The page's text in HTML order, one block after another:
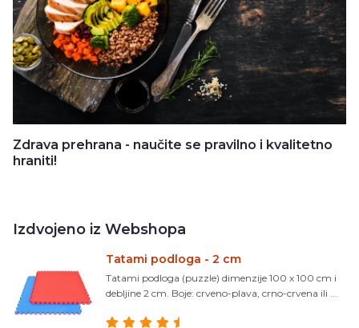
Zdrava prehrana - naučite se pravilno i kvalitetno
hraniti!
Izdvojeno iz Webshopa
Tatami podloga - 2 cm
Tatami podloga (puzzle) dimenzije 100 x 100 cm i
debljine 2 cm. Boje: crveno-plava, crno-crvena ili ...